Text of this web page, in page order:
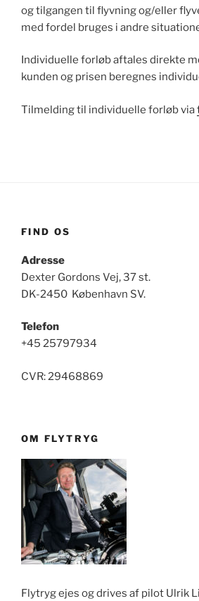
og tilgangen til flyvning og/eller
med fordel bruges i andre
Individuelle forløb aftales direkte
kunden og prisen beregnes
Tilmelding til individuelle forløb via
FIND OS
Adresse
Dexter Gordons Vej, 37 st.
DK-2450 København SV.
Telefon
+45 25797934
CVR: 29468869
OM FLYTRYG
Flytryg ejes og drives af pilot Ulrik